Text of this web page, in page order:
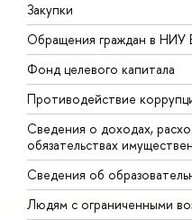
Закупки
Обращения граждан в
Фонд целевого капитала
Противодействие
Сведения о доходах,
обязательствах
Сведения об
Людям с ограниченными